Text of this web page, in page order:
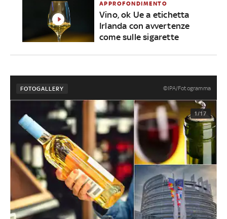
APPROFONDIMENTO
Vino, ok Ue a etichetta
Irlanda con avvertenze
come sulle sigarette
FOTOGALLERY ©IPA/Fotogramma
1/17